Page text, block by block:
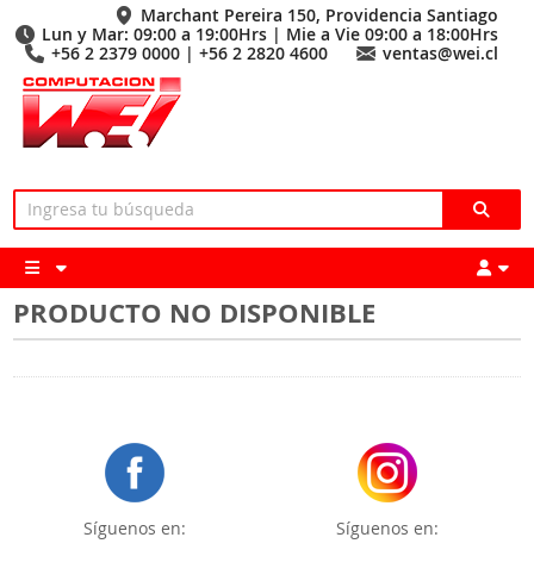
Marchant Pereira 150, Providencia Santiago
Lun y Mar: 09:00 a 19:00Hrs | Mie a Vie 09:00 a 18:00Hrs
+56 2 2379 0000 | +56 2 2820 4600
ventas@wei.cl
PRODUCTO NO DISPONIBLE
Síguenos en: Síguenos en: